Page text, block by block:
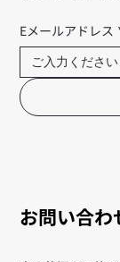
お問い合わ
Eメールアドレス